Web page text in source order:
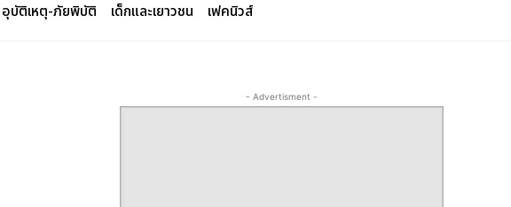
อุบัติเหตุ-ภัยพิบัติ เด็กและเยาวชน เฟคนิวส์
- Advertisment -